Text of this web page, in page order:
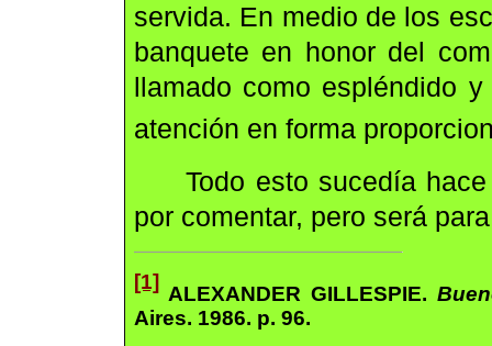
servida. En medio de los
banquete en honor del
llamado como espléndido
atención en forma
Todo esto sucedía
por comentar, pero será
[1]
ALEXANDER GILLESPIE.
Aires. 1986. p. 96.